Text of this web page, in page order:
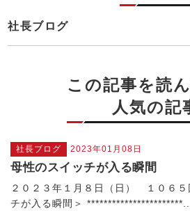
社長ブログ
この記事を読
人気の記
社長ブログ 2023年01月08日
母性のスイッチが入る瞬間
２０２３年１月８日（日） １０６
チが入る瞬間＞ ***********************...